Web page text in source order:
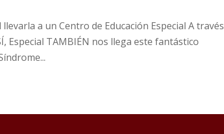
a un Centro de Educación Especial A través
Especial TAMBIÉN nos llega este fantástico